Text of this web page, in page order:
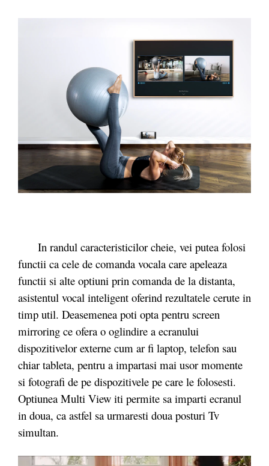
In randul caracteristicilor cheie, vei putea folosi
functii ca cele de comanda vocala care apeleaza
functii si alte optiuni prin comanda de la distanta,
asistentul vocal inteligent oferind rezultatele cerute in
timp util. Deasemenea poti opta pentru screen
mirroring ce ofera o oglindire a ecranului
dispozitivelor externe cum ar fi laptop, telefon sau
chiar tableta, pentru a impartasi mai usor momente
si fotografi de pe dispozitivele pe care le folosesti.
Optiunea Multi View iti permite sa imparti ecranul
in doua, ca astfel sa urmaresti doua posturi Tv
simultan.